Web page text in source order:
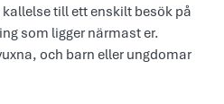
till ett enskilt besök på
som ligger närmast er.
och barn eller ungdomar